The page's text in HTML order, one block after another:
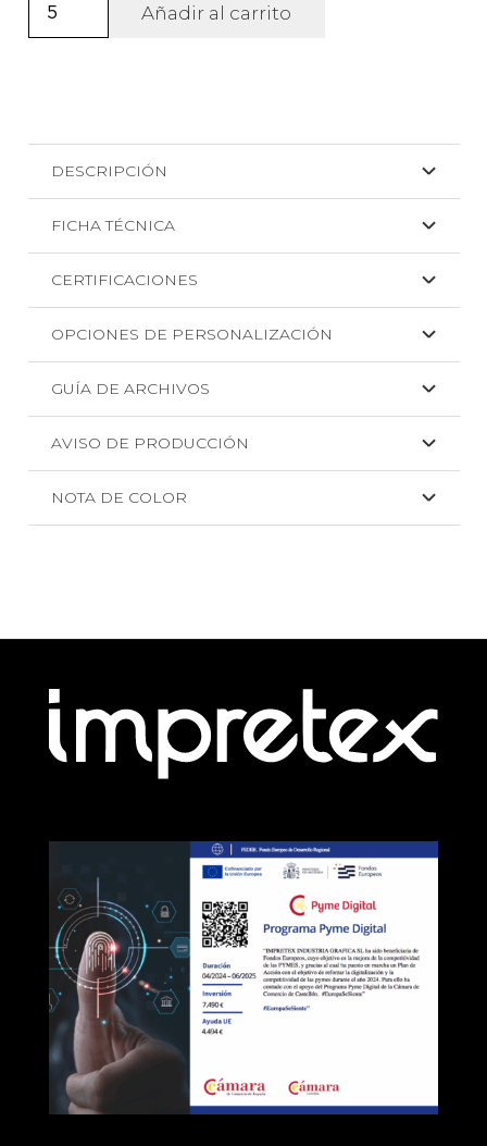
cantidad
Añadir al carrito
DESCRIPCIÓN
FICHA TÉCNICA
CERTIFICACIONES
OPCIONES DE PERSONALIZACIÓN
GUÍA DE ARCHIVOS
AVISO DE PRODUCCIÓN
NOTA DE COLOR